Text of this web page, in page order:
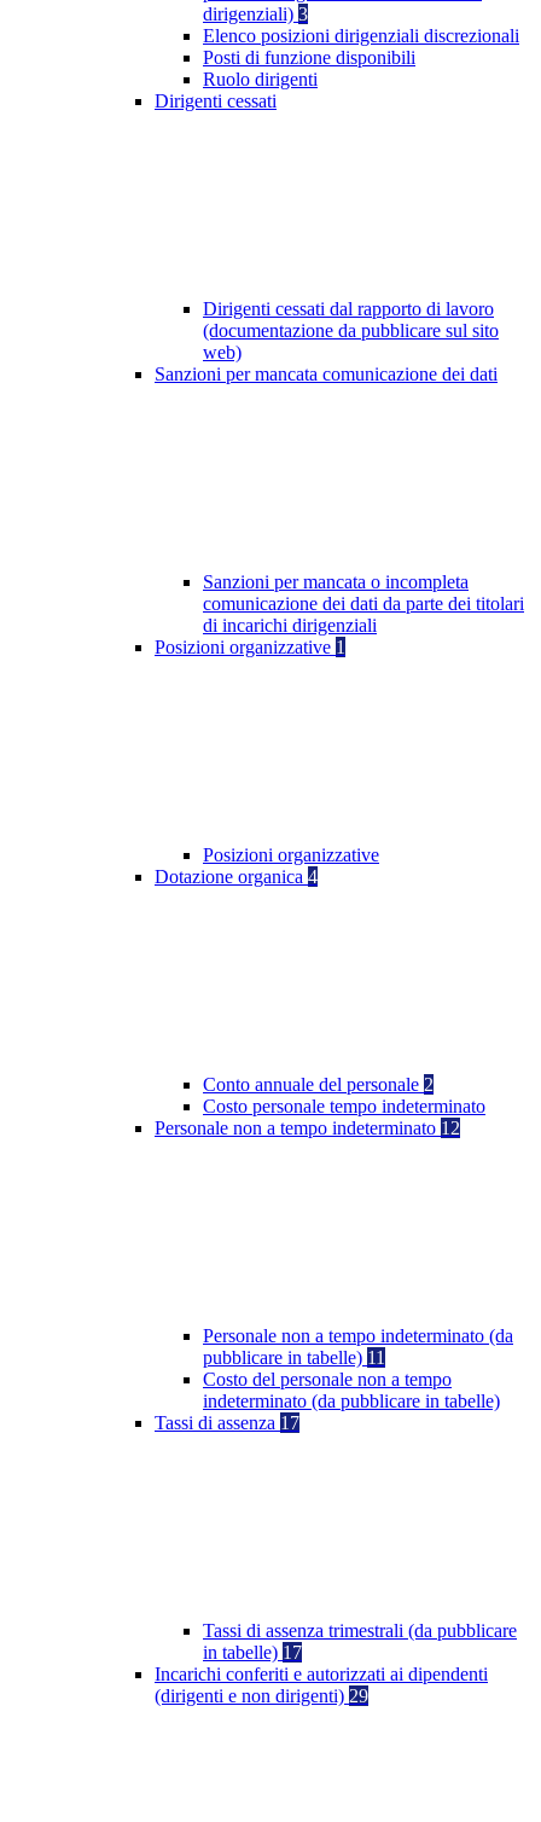
dirigenziali) 3
Elenco posizioni dirigenziali discrezionali
Posti di funzione disponibili
Ruolo dirigenti
Dirigenti cessati
Dirigenti cessati dal rapporto di lavoro
(documentazione da pubblicare sul sito
web)
Sanzioni per mancata comunicazione dei dati
Sanzioni per mancata o incompleta
comunicazione dei dati da parte dei titolari
di incarichi dirigenziali
Posizioni organizzative 1
Posizioni organizzative
Dotazione organica 4
Conto annuale del personale 2
Costo personale tempo indeterminato
Personale non a tempo indeterminato 12
Personale non a tempo indeterminato (da
pubblicare in tabelle) 11
Costo del personale non a tempo
indeterminato (da pubblicare in tabelle)
Tassi di assenza 17
Tassi di assenza trimestrali (da pubblicare
in tabelle) 17
Incarichi conferiti e autorizzati ai dipendenti
(dirigenti e non dirigenti) 29